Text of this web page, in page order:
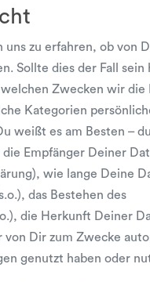
uns zu erfahren, ob von
Sollte dies der Fall sein
Zwecken wir die
Kategorien
weißt es am Besten –
Empfänger Deiner
wie lange Deine
das Bestehen des
die Herkunft Deiner
von Dir zum Zwecke
genutzt haben oder